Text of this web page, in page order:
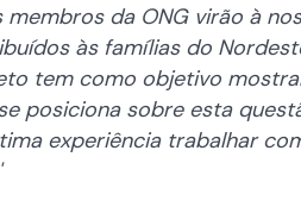
da ONG virão à
às famílias do
tem como objetivo
posiciona sobre esta
experiência trabalhar